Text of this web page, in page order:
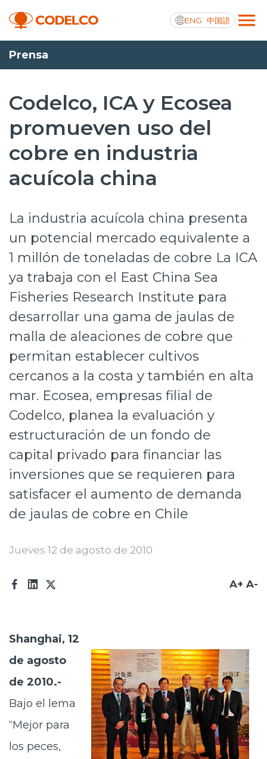
ENG 中国語
Transparencia activa
Nosotros
Operaciones
Proyectos
Innovación
Inversionistas
Prensa
Transparencia activa
Canales de denuncia
Proveedores
Acceso trabajadores/as
Prensa
Codelco, ICA y Ecosea
promueven uso del
cobre en industria
acuícola china
La industria acuícola china presenta
un potencial mercado equivalente a
1 millón de toneladas de cobre La ICA
ya trabaja con el East China Sea
Fisheries Research Institute para
desarrollar una gama de jaulas de
malla de aleaciones de cobre que
permitan establecer cultivos
cercanos a la costa y también en alta
mar. Ecosea, empresas filial de
Codelco, planea la evaluación y
estructuración de un fondo de
capital privado para financiar las
inversiones que se requieren para
satisfacer el aumento de demanda
de jaulas de cobre en Chile
Jueves 12 de agosto de 2010
A+ A-
Shanghai, 12
de agosto
de 2010.-
Bajo el lema
“Mejor para
los peces,